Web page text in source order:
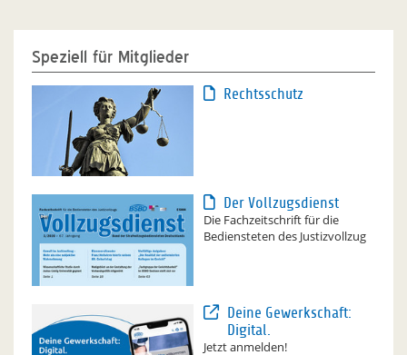
Speziell für Mitglieder
Rechtsschutz
Der Vollzugsdienst
Die Fachzeitschrift für die
Bediensteten des Justizvollzug
Deine Gewerkschaft:
Digital.
Jetzt anmelden!